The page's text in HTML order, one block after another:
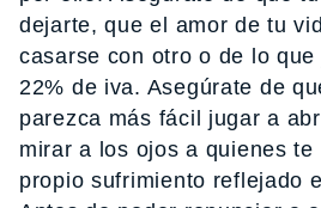
dejarte, que el amor de tu
casarse con otro o de lo
22% de iva. Asegúrate de
parezca más fácil jugar a
mirar a los ojos a quienes te
propio sufrimiento reflejado